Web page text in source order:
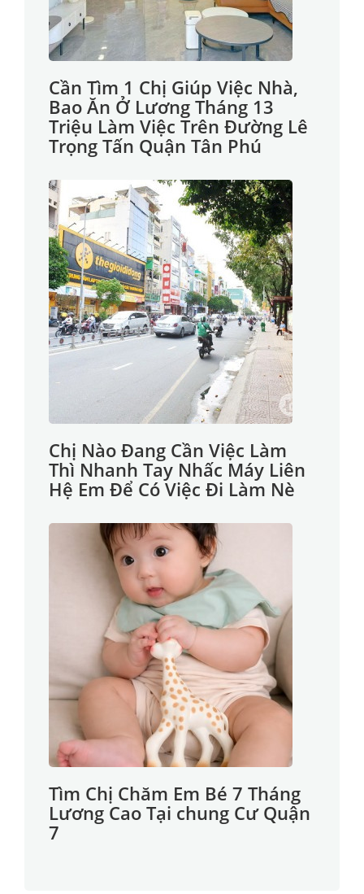
Cần Tìm 1 Chị Giúp Việc Nhà,
Bao Ăn Ở Lương Tháng 13
Triệu Làm Việc Trên Đường Lê
Trọng Tấn Quận Tân Phú
Chị Nào Đang Cần Việc Làm
Thì Nhanh Tay Nhấc Máy Liên
Hệ Em Để Có Việc Đi Làm Nè
Tìm Chị Chăm Em Bé 7 Tháng
Lương Cao Tại chung Cư Quận
7